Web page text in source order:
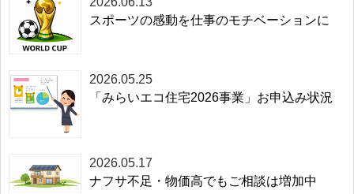
スポーツの感動を仕事のモチベーションに
2026.05.25
「みらいエコ住宅2026事業」お申込み状況
2026.05.17
ナフサ不足・物価高でもご相談は増加中